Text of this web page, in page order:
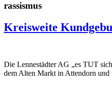
rassismus
Kreisweite
Die Lennestädter AG „es TUT
dem Alten Markt in Attendorn